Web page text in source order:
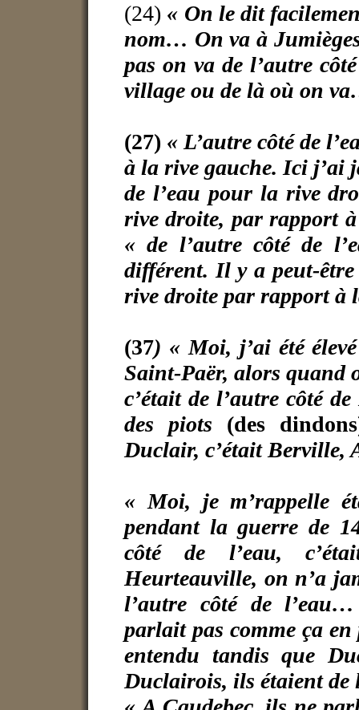
(24) « On le dit
nom… On va à
pas on va de l’autre
village ou de là où on
(27) « L’autre côté de
à la rive gauche. Ici j’ai
de l’eau pour la rive
rive droite, par rapport
« de l’autre côté de
différent. Il y a peut-
rive droite par rapport à
(37) « Moi, j’ai été
Saint-Paër, alors quand
c’était de l’autre côté
des piots (des
Duclair, c’était
« Moi, je m’rappelle
pendant la guerre de
côté de l’eau,
Heurteauville, on n’a
l’autre côté de
parlait pas comme ça
entendu tandis que
Duclairois, ils étaient de